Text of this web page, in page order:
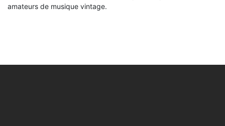
amateurs de musique vintage.